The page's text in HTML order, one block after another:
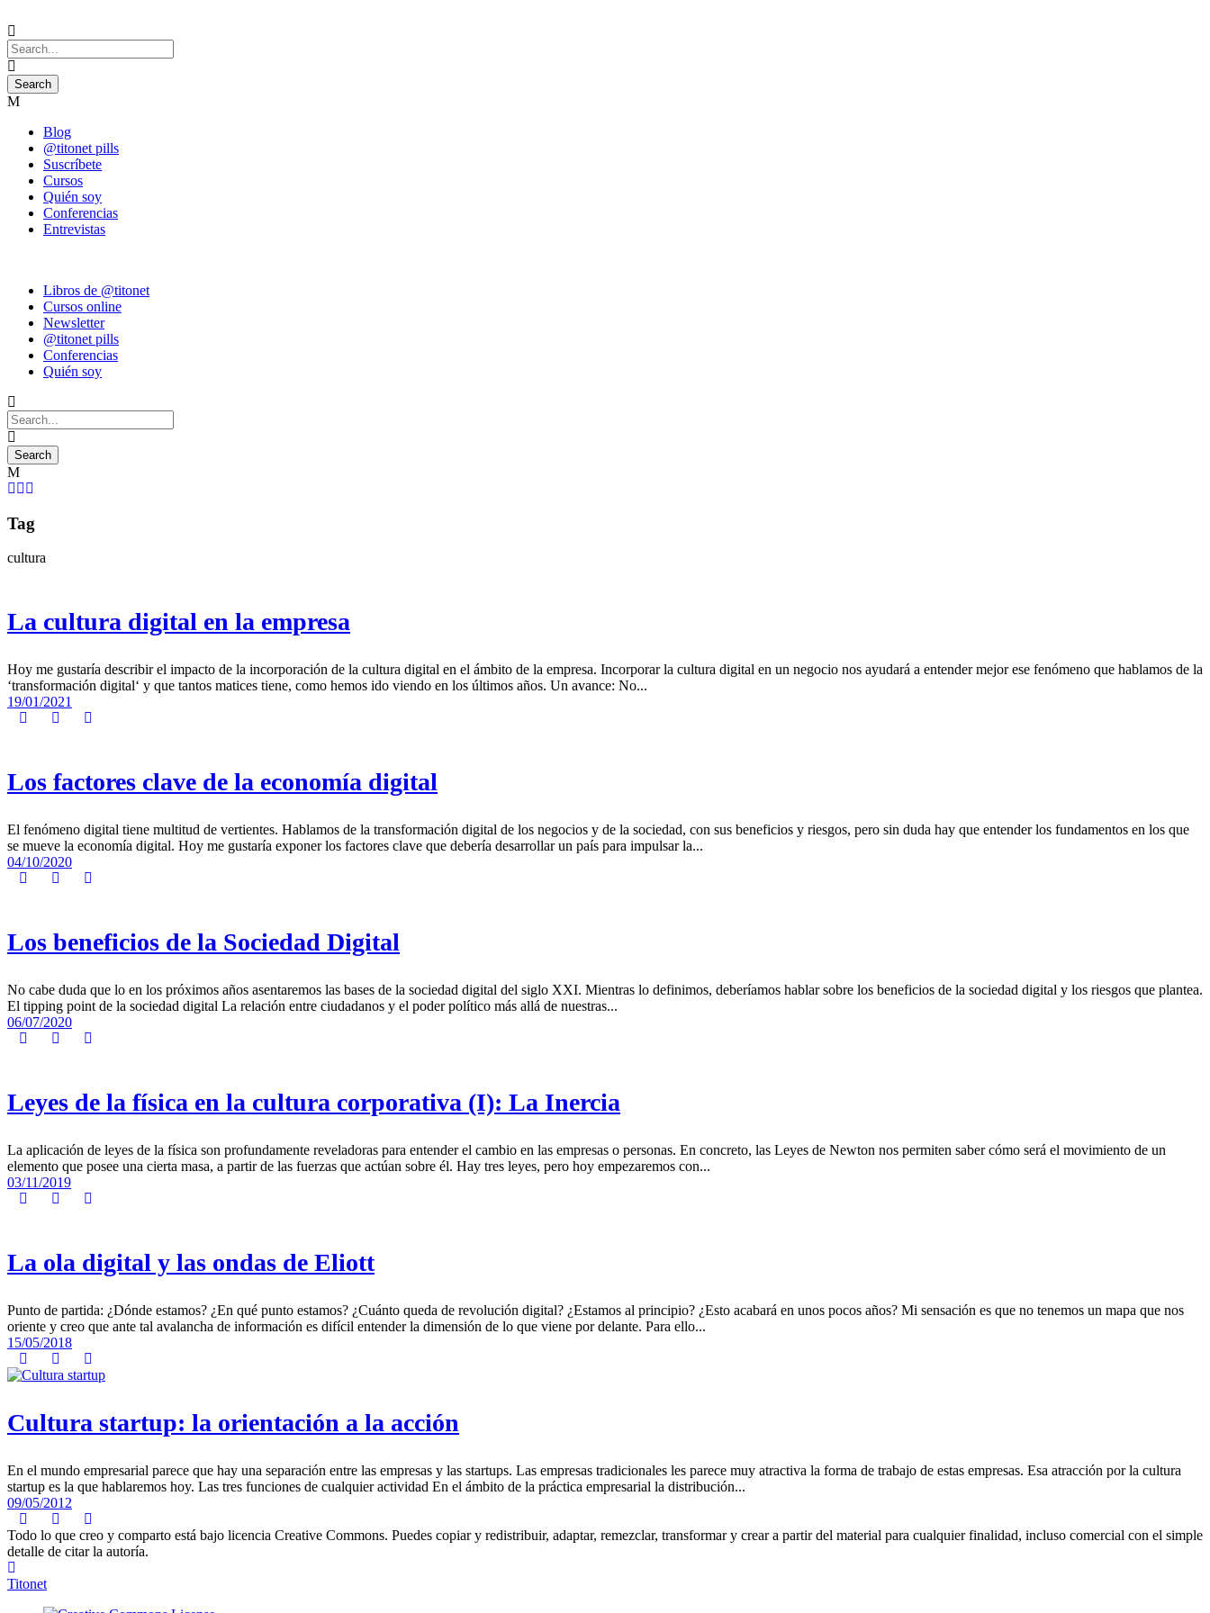
Blog
@titonet pills
Suscríbete
Cursos
Quién soy
Conferencias
Entrevistas
Libros de @titonet
Cursos online
Newsletter
@titonet pills
Conferencias
Quién soy
Tag
cultura
La cultura digital en la empresa
Hoy me gustaría describir el impacto de la incorporación de la cultura digital en el ámbito de la empresa. Incorporar la cultura digital en un negocio nos ayudará a entender mejor ese fenómeno que hablamos de la
‘transformación digital‘ y que tantos matices tiene, como hemos ido viendo en los últimos años. Un avance: No...
19/01/2021
Los factores clave de la economía digital
El fenómeno digital tiene multitud de vertientes. Hablamos de la transformación digital de los negocios y de la sociedad, con sus beneficios y riesgos, pero sin duda hay que entender los fundamentos en los que
se mueve la economía digital. Hoy me gustaría exponer los factores clave que debería desarrollar un país para impulsar la...
04/10/2020
Los beneficios de la Sociedad Digital
No cabe duda que lo en los próximos años asentaremos las bases de la sociedad digital del siglo XXI. Mientras lo definimos, deberíamos hablar sobre los beneficios de la sociedad digital y los riesgos que plantea.
El tipping point de la sociedad digital La relación entre ciudadanos y el poder político más allá de nuestras...
06/07/2020
Leyes de la física en la cultura corporativa (I): La Inercia
La aplicación de leyes de la física son profundamente reveladoras para entender el cambio en las empresas o personas. En concreto, las Leyes de Newton nos permiten saber cómo será el movimiento de un
elemento que posee una cierta masa, a partir de las fuerzas que actúan sobre él. Hay tres leyes, pero hoy empezaremos con...
03/11/2019
La ola digital y las ondas de Eliott
Punto de partida: ¿Dónde estamos? ¿En qué punto estamos? ¿Cuánto queda de revolución digital? ¿Estamos al principio? ¿Esto acabará en unos pocos años? Mi sensación es que no tenemos un mapa que nos
oriente y creo que ante tal avalancha de información es difícil entender la dimensión de lo que viene por delante. Para ello...
15/05/2018
Cultura startup: la orientación a la acción
En el mundo empresarial parece que hay una separación entre las empresas y las startups. Las empresas tradicionales les parece muy atractiva la forma de trabajo de estas empresas. Esa atracción por la cultura
startup es la que hablaremos hoy. Las tres funciones de cualquier actividad En el ámbito de la práctica empresarial la distribución...
09/05/2012
Todo lo que creo y comparto está bajo licencia Creative Commons. Puedes copiar y redistribuir, adaptar, remezclar, transformar y crear a partir del material para cualquier finalidad, incluso comercial con el simple
detalle de citar la autoría.
Titonet